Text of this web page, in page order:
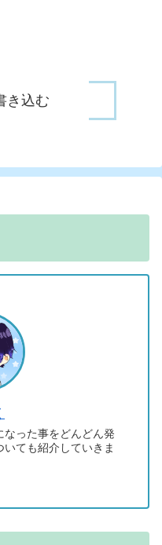
き込む
った事をどんどん発
ても紹介していきま